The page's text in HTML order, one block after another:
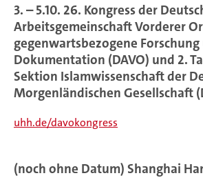
3. – 5.10. 26. Kongress der
Arbeitsgemeinschaft Vorderer
gegenwartsbezogene Forschung
Dokumentation (DAVO) und 2.
Sektion Islamwissenschaft der
Morgenländischen Gesellschaft
uhh.de/davokongress
(noch ohne Datum) Shanghai